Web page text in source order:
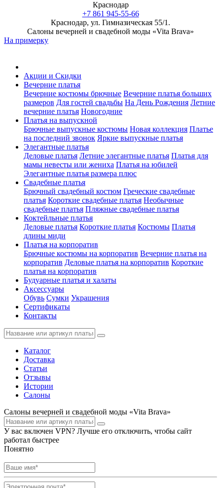
Краснодар
+7 861 945-55-66
Краснодар, ул. Гимназическая 55/1.
Салоны вечерней и свадебной моды «Vita Brava»
На примерку
Акции и Скидки
Вечерние платья
Вечерние костюмы брючные Вечерние платья больших
размеров Для гостей свадьбы На День Рождения Летние
вечерние платья Новогодние
Платья на выпускной
Брючные выпускные костюмы Новая коллекция Платье
на последний звонок Яркие выпускные платья
Элегантные платья
Деловые платья Летние элегантные платья Платья для
мамы невесты или жениха Платья на юбилей
Элегантные платья размера плюс
Свадебные платья
Брючный свадебный костюм Греческие свадебные
платья Короткие свадебные платья Необычные
свадебные платья Пляжные свадебные платья
Коктейльные платья
Деловые платья Короткие платья Костюмы Платья
длины миди
Платья на корпоратив
Брючные костюмы на корпоратив Вечерние платья на
корпоратив Деловые платья на корпоратив Короткие
платья на корпоратив
Будуарные платья и халаты
Аксессуары
Обувь Сумки Украшения
Сертификаты
Контакты
Каталог
Доставка
Статьи
Отзывы
Истории
Салоны
Салоны вечерней и свадебной моды «Vita Brava»
У вас включен VPN? Лучше его отключить, чтобы сайт
работал быстрее
Понятно